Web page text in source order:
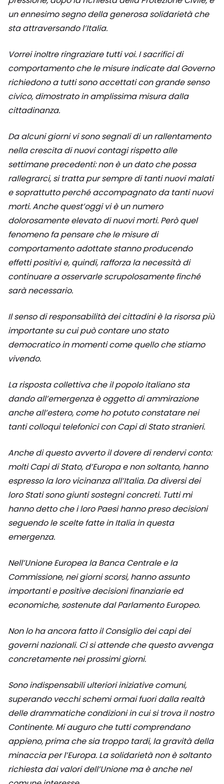
un ennesimo segno della generosa solidarietà che
sta attraversando l’Italia.
Vorrei inoltre ringraziare tutti voi. I sacrifici di
comportamento che le misure indicate dal Governo
richiedono a tutti sono accettati con grande senso
civico, dimostrato in amplissima misura dalla
cittadinanza.
Da alcuni giorni vi sono segnali di un rallentamento
nella crescita di nuovi contagi rispetto alle
settimane precedenti: non è un dato che possa
rallegrarci, si tratta pur sempre di tanti nuovi malati
e soprattutto perché accompagnato da tanti nuovi
morti. Anche quest’oggi vi è un numero
dolorosamente elevato di nuovi morti. Però quel
fenomeno fa pensare che le misure di
comportamento adottate stanno producendo
effetti positivi e, quindi, rafforza la necessità di
continuare a osservarle scrupolosamente finché
sarà necessario.
Il senso di responsabilità dei cittadini è la risorsa più
importante su cui può contare uno stato
democratico in momenti come quello che stiamo
vivendo.
La risposta collettiva che il popolo italiano sta
dando all’emergenza è oggetto di ammirazione
anche all’estero, come ho potuto constatare nei
tanti colloqui telefonici con Capi di Stato stranieri.
Anche di questo avverto il dovere di rendervi conto:
molti Capi di Stato, d’Europa e non soltanto, hanno
espresso la loro vicinanza all’Italia. Da diversi dei
loro Stati sono giunti sostegni concreti. Tutti mi
hanno detto che i loro Paesi hanno preso decisioni
seguendo le scelte fatte in Italia in questa
emergenza.
Nell’Unione Europea la Banca Centrale e la
Commissione, nei giorni scorsi, hanno assunto
importanti e positive decisioni finanziarie ed
economiche, sostenute dal Parlamento Europeo.
Non lo ha ancora fatto il Consiglio dei capi dei
governi nazionali. Ci si attende che questo avvenga
concretamente nei prossimi giorni.
Sono indispensabili ulteriori iniziative comuni,
superando vecchi schemi ormai fuori dalla realtà
delle drammatiche condizioni in cui si trova il nostro
Continente. Mi auguro che tutti comprendano
appieno, prima che sia troppo tardi, la gravità della
minaccia per l’Europa. La solidarietà non è soltanto
richiesta dai valori dell’Unione ma è anche nel